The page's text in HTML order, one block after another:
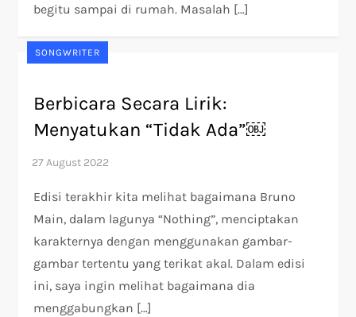
begitu sampai di rumah. Masalah […]
SONGWRITER
Berbicara Secara Lirik:
Menyatukan “Tidak Ada”￼
Edisi terakhir kita melihat bagaimana Bruno
Main, dalam lagunya “Nothing”, menciptakan
karakternya dengan menggunakan gambar-
gambar tertentu yang terikat akal. Dalam edisi
ini, saya ingin melihat bagaimana dia
menggabungkan […]